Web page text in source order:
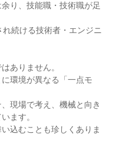
り、技能職・技術職が足
続ける技術者・エンジニ
ありません。
環境が異なる「一点モ
現場で考え、機械と向き
ます。
込むことも珍しくありま